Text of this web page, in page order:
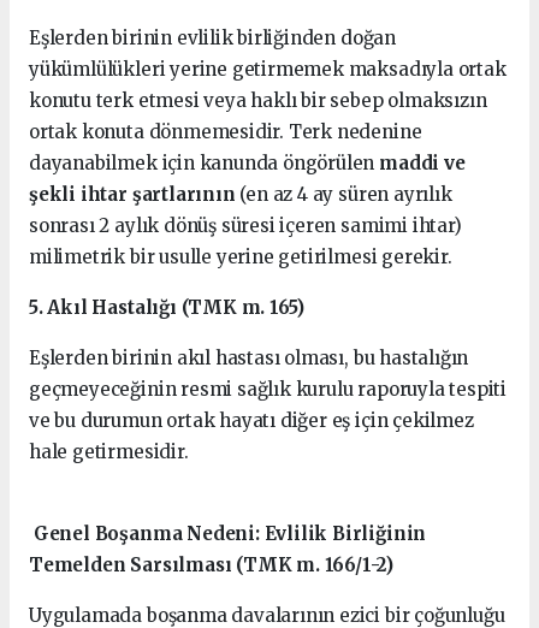
Eşlerden birinin evlilik birliğinden doğan
yükümlülükleri yerine getirmemek maksadıyla ortak
konutu terk etmesi veya haklı bir sebep olmaksızın
ortak konuta dönmemesidir. Terk nedenine
dayanabilmek için kanunda öngörülen maddi ve
şekli ihtar şartlarının (en az 4 ay süren ayrılık
sonrası 2 aylık dönüş süresi içeren samimi ihtar)
milimetrik bir usulle yerine getirilmesi gerekir.
5. Akıl Hastalığı (TMK m. 165)
Eşlerden birinin akıl hastası olması, bu hastalığın
geçmeyeceğinin resmi sağlık kurulu raporuyla tespiti
ve bu durumun ortak hayatı diğer eş için çekilmez
hale getirmesidir.
Genel Boşanma Nedeni: Evlilik Birliğinin
Temelden Sarsılması (TMK m. 166/1-2)
Uygulamada boşanma davalarının ezici bir çoğunluğu